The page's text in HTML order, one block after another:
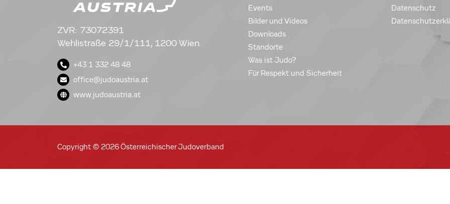
ZVR: 73072391
Wehlistraße 29/1/111, 1200 Wien
+43 1 332 48 48
office@judoaustria.at
www.judoaustria.at
Events
Bilder und Videos
Downloads
Standorte
Was ist Judo?
Für Respekt und Sicherheit
Datenschutz
Copyright © 2026 Österreichischer Judoverband